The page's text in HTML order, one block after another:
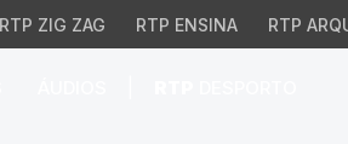
RTP ZIG ZAG RTP ENSINA RTP